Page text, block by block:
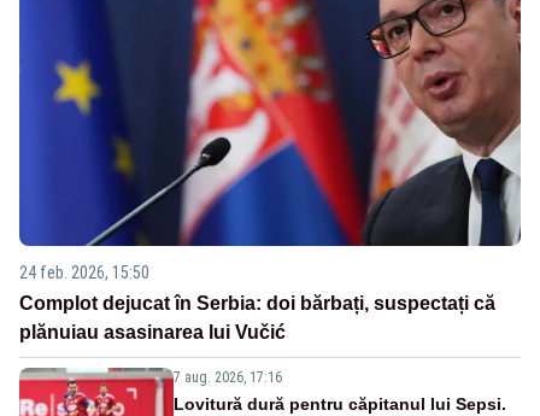
24 feb. 2026, 15:50
Complot dejucat în Serbia: doi bărbați, suspectați că
plănuiau asasinarea lui Vučić
7 aug. 2026, 17:16
Lovitură dură pentru căpitanul lui Sepsi.